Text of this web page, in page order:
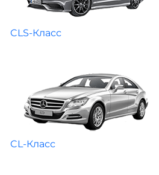
CLS-Класс
CL-Класс